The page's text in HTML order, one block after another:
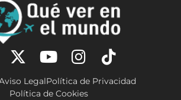
LegalPolítica de Privacidad
Política de Cookies